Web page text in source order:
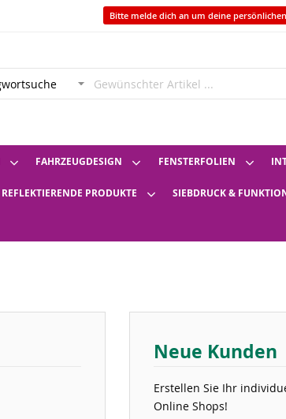
Bitte melde dich an um deine persönlichen
FAHRZEUGDESIGN FENSTERFOLIEN
REFLEKTIERENDE PRODUKTE SIEBDRUCK &
Neue Kunden
Erstellen Sie Ihr
Online Shops!